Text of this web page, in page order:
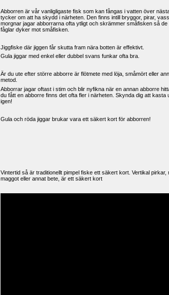
Abborren är vår vanligligaste fisk som kan fångas i vatten över
tycker om att ha skydd i närheten. Den finns intill bryggor, pirar,
morgnar jagar abborrarna ofta ytligt och skrämmer småfisken så
fåglar dyker mot småfisken.
Jiggfiske där jiggen får skutta fram nära botten är effektivt.
Gula jiggar med enkel eller dubbel svans funkar ofta bra.
Är du ute efter större abborre är flötmete med löja, småmört eller
metod.
Abborrar jagar oftast i stim och blir nyfikna när en annan abborre
du fått en abborre finns det ofta fler i närheten. Skynda dig att kasta
igen!
Gula och röda jiggar brukar vara ett säkert kort för abborren!
Vintertid så är traditionellt pimpel fiske ett säkert kort. Vertikal
maggot eller annat bete, är ett säkert kort